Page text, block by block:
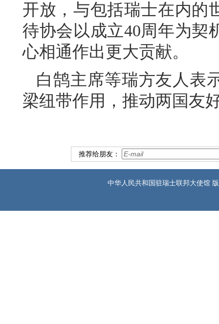
开放，与包括瑞士在内的
待协会以成立40周年为契
心相通作出更大贡献。
白鹄主席等瑞方友人表
梁纽带作用，推动两国友
推荐给朋友：
中华人民共和国驻瑞士联邦大使馆